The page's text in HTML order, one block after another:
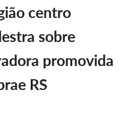
centro
sobre
promovida
RS